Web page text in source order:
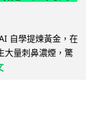
自學提煉黃金，在
大量刺鼻濃煙，驚